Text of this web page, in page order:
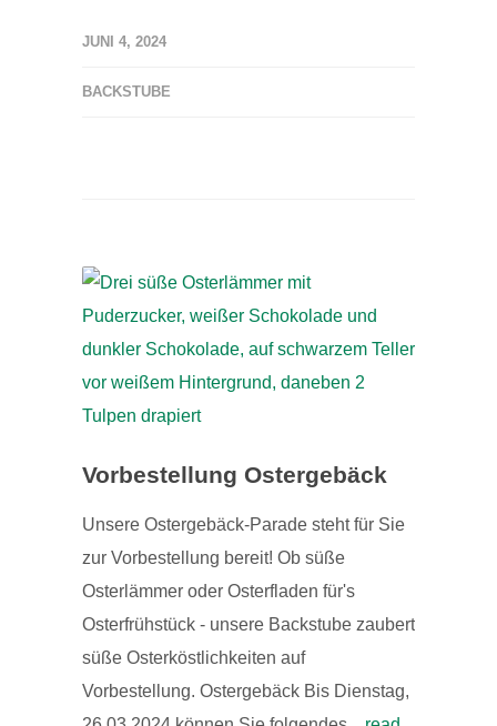
JUNI 4, 2024
BACKSTUBE
Vorbestellung Ostergebäck
Unsere Ostergebäck-Parade steht für Sie
zur Vorbestellung bereit! Ob süße
Osterlämmer oder Osterfladen für's
Osterfrühstück - unsere Backstube zaubert
süße Osterköstlichkeiten auf
Vorbestellung. Ostergebäck Bis Dienstag,